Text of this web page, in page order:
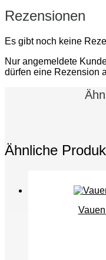
Rezensionen
Es gibt noch keine
Nur angemeldete
dürfen eine Rezension
Ähnliche